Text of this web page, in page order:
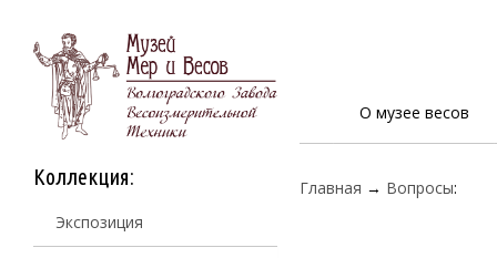
О музее весов
Коллекция:
Экспозиция
Главная → Вопросы: